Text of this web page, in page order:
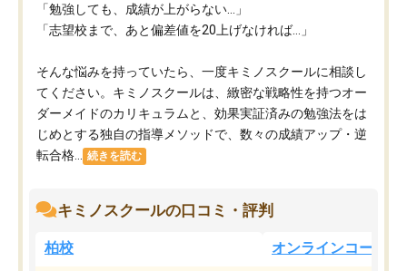
「勉強しても、成績が上がらない…」
「志望校まで、あと偏差値を20上げなければ…」
そんな悩みを持っていたら、一度キミノスクールに相談し
てください。キミノスクールは、緻密な戦略性を持つオー
ダーメイドのカリキュラムと、効果実証済みの勉強法をは
じめとする独自の指導メソッドで、数々の成績アップ・逆
転合格...
続きを読む
キミノスクールの口コミ・評判
柏校 オンラインコース